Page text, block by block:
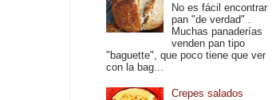
No es fácil encontrar
pan "de verdad" .
Muchas panaderías
venden pan tipo
"baguette", que poco tiene que ver
con la bag...
Crepes salados